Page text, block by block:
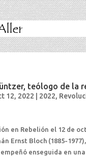
teólogo de la
12, 2022 2022,
en Rebelión el 12 de
Ernst Bloch (1885-
enseguida en